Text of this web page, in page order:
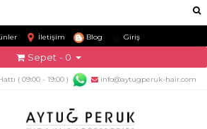
İletişim Blog Giriş
Sepet - 0
( 09:00 - 19:00 ) info@aytugperuk-hair.com